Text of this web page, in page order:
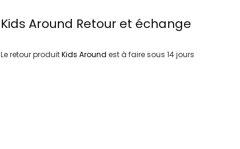
Kids Around Retour et échange
Le retour produitKids Around est à faire sous 14 jours